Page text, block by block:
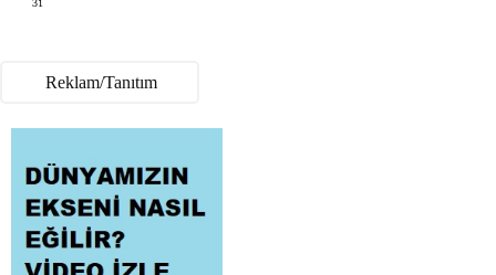
31
Reklam/Tanıtım